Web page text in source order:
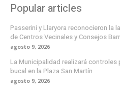
Popular articles
Passerini y Llaryora reconocieron la
de Centros Vecinales y Consejos
agosto 9, 2026
La Municipalidad realizará
bucal en la Plaza San Martín
agosto 9, 2026